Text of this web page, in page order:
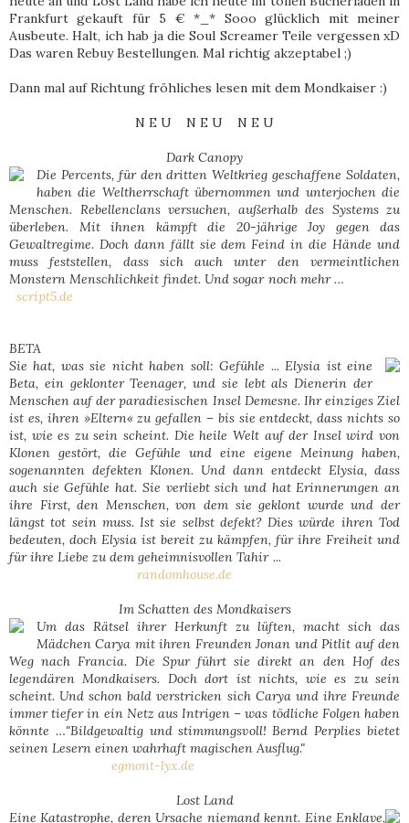
Frankfurt gekauft für 5 € *_* Sooo glücklich mit meiner
Ausbeute. Halt, ich hab ja die Soul Screamer Teile vergessen xD
Das waren Rebuy Bestellungen. Mal richtig akzeptabel ;)
Dann mal auf Richtung fröhliches lesen mit dem Mondkaiser :)
N E U N E U N E U
Dark Canopy
Die Percents, für den dritten Weltkrieg geschaffene Soldaten,
haben die Weltherrschaft übernommen und unterjochen die
Menschen. Rebellenclans versuchen, außerhalb des Systems zu
überleben. Mit ihnen kämpft die 20-jährige Joy gegen das
Gewaltregime. Doch dann fällt sie dem Feind in die Hände und
muss feststellen, dass sich auch unter den vermeintlichen
Monstern Menschlichkeit findet. Und sogar noch mehr …
script5.de
BETA
Sie hat, was sie nicht haben soll: Gefühle ... Elysia ist eine
Beta, ein geklonter Teenager, und sie lebt als Dienerin der
Menschen auf der paradiesischen Insel Demesne. Ihr einziges Ziel
ist es, ihren »Eltern« zu gefallen – bis sie entdeckt, dass nichts so
ist, wie es zu sein scheint. Die heile Welt auf der Insel wird von
Klonen gestört, die Gefühle und eine eigene Meinung haben,
sogenannten defekten Klonen. Und dann entdeckt Elysia, dass
auch sie Gefühle hat. Sie verliebt sich und hat Erinnerungen an
ihre First, den Menschen, von dem sie geklont wurde und der
längst tot sein muss. Ist sie selbst defekt? Dies würde ihren Tod
bedeuten, doch Elysia ist bereit zu kämpfen, für ihre Freiheit und
für ihre Liebe zu dem geheimnisvollen Tahir ...
randomhouse.de
Im Schatten des Mondkaisers
Um das Rätsel ihrer Herkunft zu lüften, macht sich das
Mädchen Carya mit ihren Freunden Jonan und Pitlit auf den
Weg nach Francia. Die Spur führt sie direkt an den Hof des
legendären Mondkaisers. Doch dort ist nichts, wie es zu sein
scheint. Und schon bald verstricken sich Carya und ihre Freunde
immer tiefer in ein Netz aus Intrigen – was tödliche Folgen haben
könnte …"Bildgewaltig und stimmungsvoll! Bernd Perplies bietet
seinen Lesern einen wahrhaft magischen Ausflug."
egmont-lyx.de
Lost Land
Eine Katastrophe, deren Ursache niemand kennt. Eine Enklave,